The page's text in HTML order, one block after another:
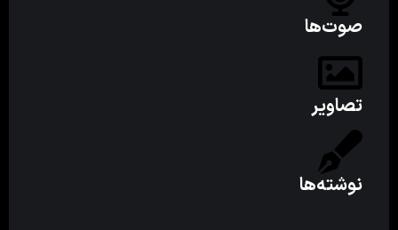
صوت‌ها
تصاویر
نوشته‌ها